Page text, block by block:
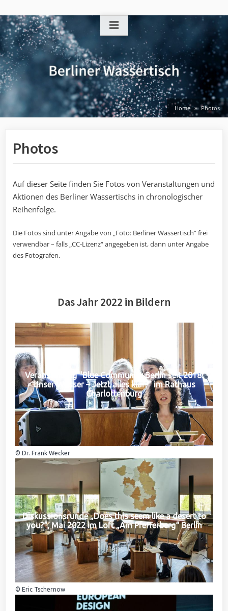
to
content
Home Photos
Photos
Auf dieser Seite finden Sie Fotos von Veranstaltungen und
Aktionen des Berliner Wassertischs in chronologischer
Reihenfolge.
Die Fotos sind unter Angabe von „Foto: Berliner Wassertisch“ frei
verwendbar – falls „CC-Lizenz“ angegeben ist, dann unter Angabe
des Fotografen.
Das Jahr 2022 in Bildern
Veranstaltung "Blue Community Berlin seit 2018:
Unser Wasser – Jetzt alles klar?" im Rathaus
Charlottenburg
© Dr. Frank Wecker
Diskussionsrunde „Does this seem like a desert to
you?“, Mai 2022 im Loft „Am Pfefferberg“ Berlin
© Eric Tschernow